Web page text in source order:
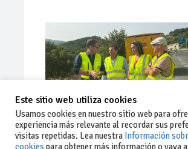
Este sitio web utiliza cookies
Usamos cookies en nuestro sitio web para
experiencia más relevante al recordar sus
visitas repetidas. Lea nuestra Información
cookies para obtener más información o vaya